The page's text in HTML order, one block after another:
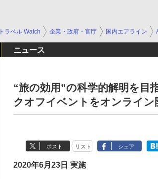
トラベル Watch 企業・政府・官庁 国内エアライン
ニュース
“旅の効用”の科学的解明を目
クオフイベントをオンライン
ポスト リスト シェア
2020年6月23日 実施